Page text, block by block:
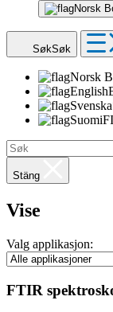
Norsk
SøkSøk
Norsk
English
Svenska
SuomiFI
Stäng
Vise
Valg applikasjon:
FTIR